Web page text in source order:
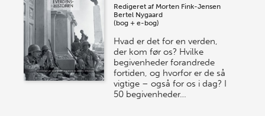
Redigeret af Morten Fink-Jensen
Bertel Nygaard
(bog + e-bog)
Hvad er det for en verden,
der kom før os? Hvilke
begivenheder forandrede
fortiden, og hvorfor er de så
vigtige – også for os i dag? I
50 begivenheder…